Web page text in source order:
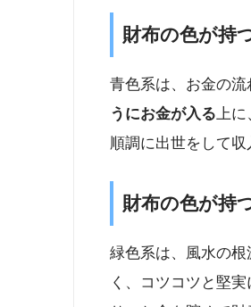
財布の色が持
青色系は、お金の流
うにお金が入る上に
順調に出世をして
財布の色が持
緑色系は、風水の根
く、コツコツと堅